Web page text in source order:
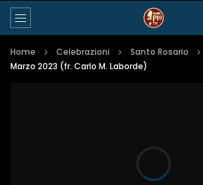
Home Celebrazioni Santo Rosario
Marzo 2023 (fr. Carlo M. Laborde)